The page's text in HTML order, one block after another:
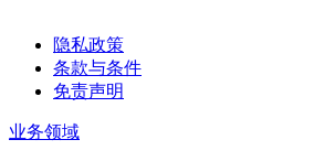
隐私政策
条款与条件
免责声明
业务领域